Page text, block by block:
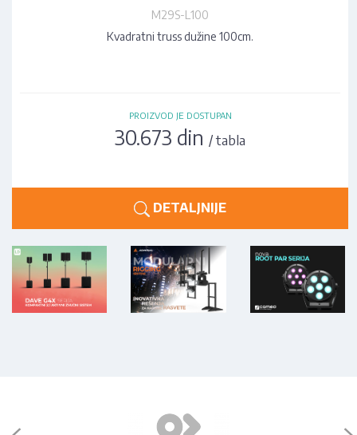
M29S-L100
Kvadratni truss dužine 100cm.
PROIZVOD JE DOSTUPAN
30.673 din / tabla
DETALJNIJE